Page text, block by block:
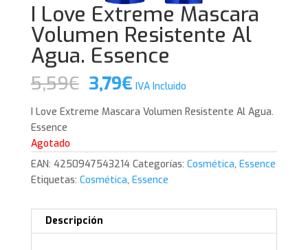
I Love Extreme Mascara
Volumen Resistente Al
Agua. Essence
5,59€ El
precio
original
5,59€.
3,79€El
actual
3,79€.
IVA Incluido
I Love Extreme Mascara Volumen Resistente Al Agua.
Essence
Agotado
EAN: 4250947543214 Categorías: Cosmética, Essence
Etiquetas: Cosmética, Essence
Descripción